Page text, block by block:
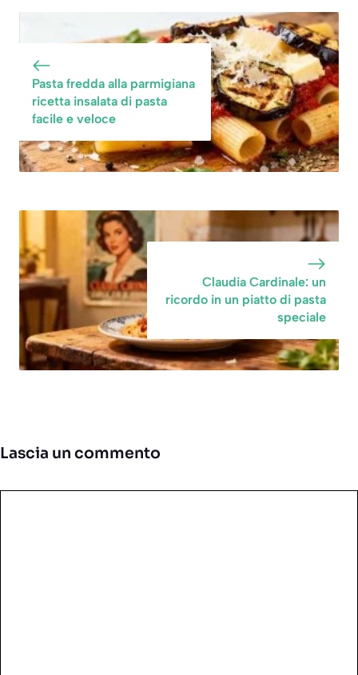
provare questa
torta dolce al
formaggio, è
facilissima ed è
una goduria
Pasta fredda alla parmigiana
ricetta insalata di pasta
facile e veloce
Claudia Cardinale: un
ricordo in un piatto di pasta
speciale
Lascia un commento